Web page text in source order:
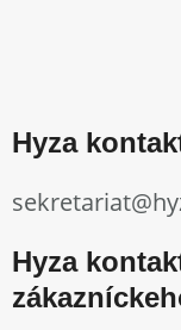
Hyza
Hyza